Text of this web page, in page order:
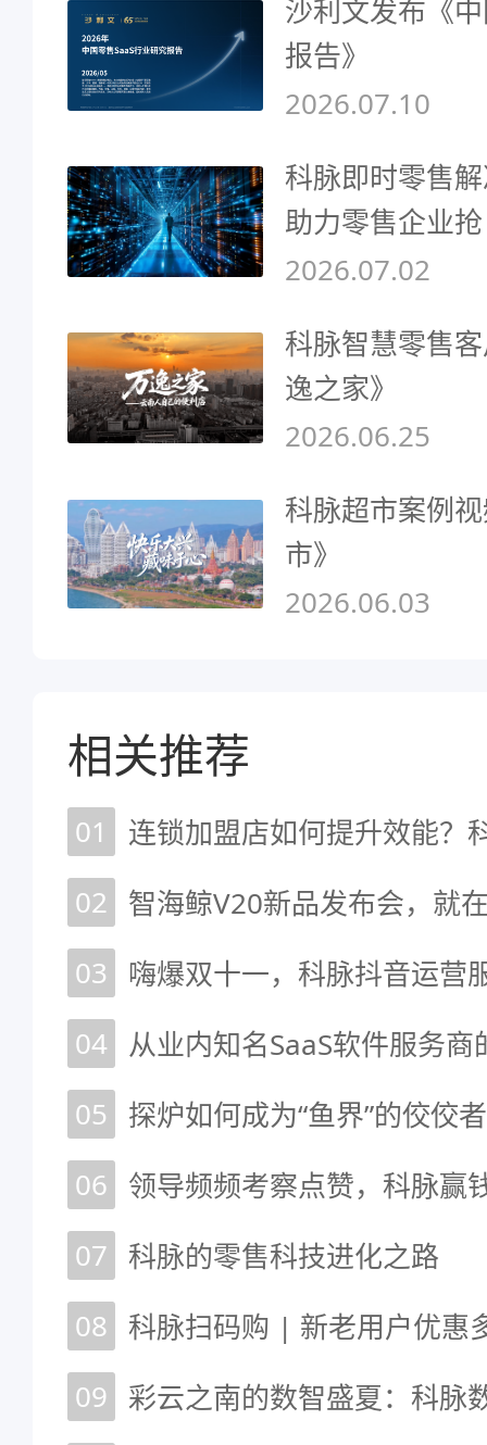
沙利文发布《
报告》
2026.07.10
科脉即时零售
助力零售企业
2026.07.02
科脉智慧零售
逸之家》
2026.06.25
科脉超市案例
市》
2026.06.03
相关推荐
01
02 智海鲸V20新品发布会，就
03
嗨爆双十一，科脉抖音运营
04
05
探炉如何成为“鱼界”的佼佼
06
07 科脉的零售科技进化之路
08
09